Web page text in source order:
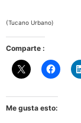
(Tucano Urbano)
Comparte :
Me gusta esto: